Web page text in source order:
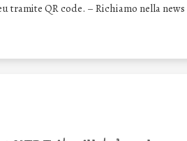
tramite QR code. – Richiamo nella